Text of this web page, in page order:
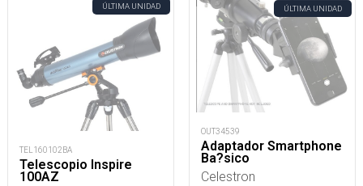
ÚLTIMA UNIDAD
TEL160102BA
Telescopio Inspire
100AZ
ÚLTIMA UNIDAD
OUT34539
Adaptador Smartphone
Ba?sico
Celestron